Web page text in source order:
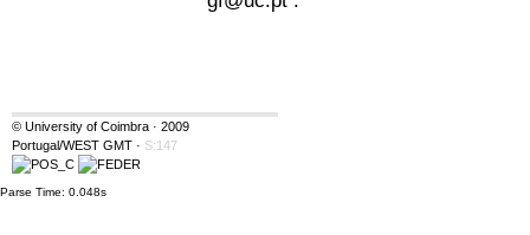
© University of Coimbra · 2009
Portugal/WEST GMT · S:147
Parse Time: 0.048s